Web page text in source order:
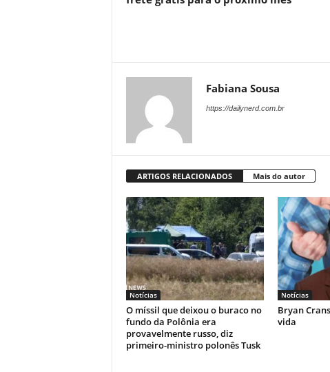
Fabiana Sousa
https://dailynerd.com.br
ARTIGOS RELACIONADOS Mais do autor
Notícias
O míssil que deixou o buraco no
fundo da Polônia era
provavelmente russo, diz
primeiro-ministro polonês Tusk
Notícias
Bryan
vida